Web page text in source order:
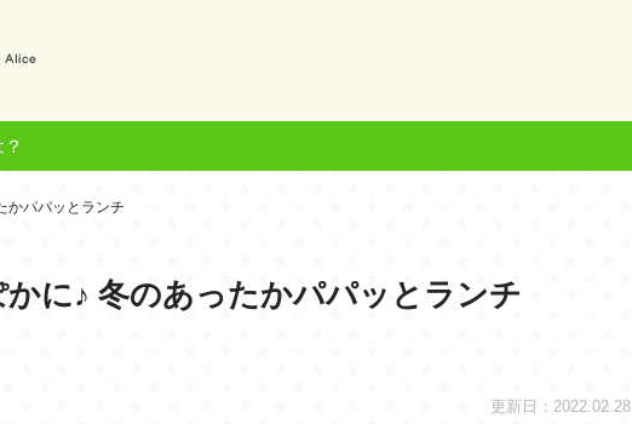
かパパッとランチ
に♪ 冬のあったかパパッとランチ
更新日：2022.02.28